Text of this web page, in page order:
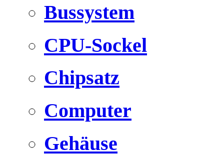
Bussystem
CPU-Sockel
Chipsatz
Computer
Gehäuse